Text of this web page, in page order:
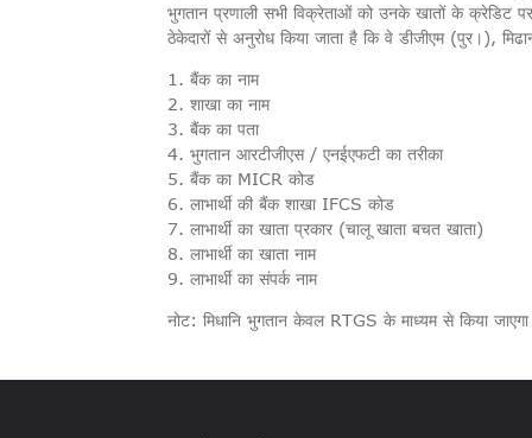
भुगतान प्रणाली सभी विक्रेताओं को उनके खातों के क्रेडिट
ठेकेदारों से अनुरोध किया जाता है कि वे डीजीएम (पुर।),
1. बैंक का नाम
2. शाखा का नाम
3. बैंक का पता
4. भुगतान आरटीजीएस / एनईएफटी का तरीका
5. बैंक का MICR कोड
6. लाभार्थी की बैंक शाखा IFCS कोड
7. लाभार्थी का खाता प्रकार (चालू खाता बचत खाता)
8. लाभार्थी का खाता नाम
9. लाभार्थी का संपर्क नाम
नोट: मिधानि भुगतान केवल RTGS के माध्यम से किया